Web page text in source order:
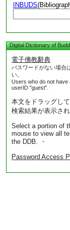
INBUDS
Digital Dictionary of
電子佛教辭典
パスワードがない場合
い。
Users who do not have
userID "guest".
本文をドラッグし
検索結果が表示され
Select a portion of
mouse to view all
the DDB. ・
Password Access